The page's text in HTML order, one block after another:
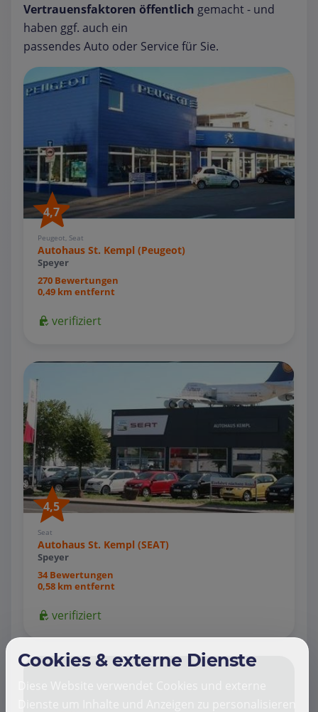
Vertrauensfaktoren öffentlich gemacht - und
haben ggf. auch ein
passendes Auto oder Service für Sie.
4,7
Peugeot, Seat
Autohaus St. Kempl (Peugeot)
Speyer
270 Bewertungen
0,49 km entfernt
verifiziert
4,5
Seat
Autohaus St. Kempl (SEAT)
Speyer
34 Bewertungen
0,58 km entfernt
verifiziert
Cookies & externe Dienste